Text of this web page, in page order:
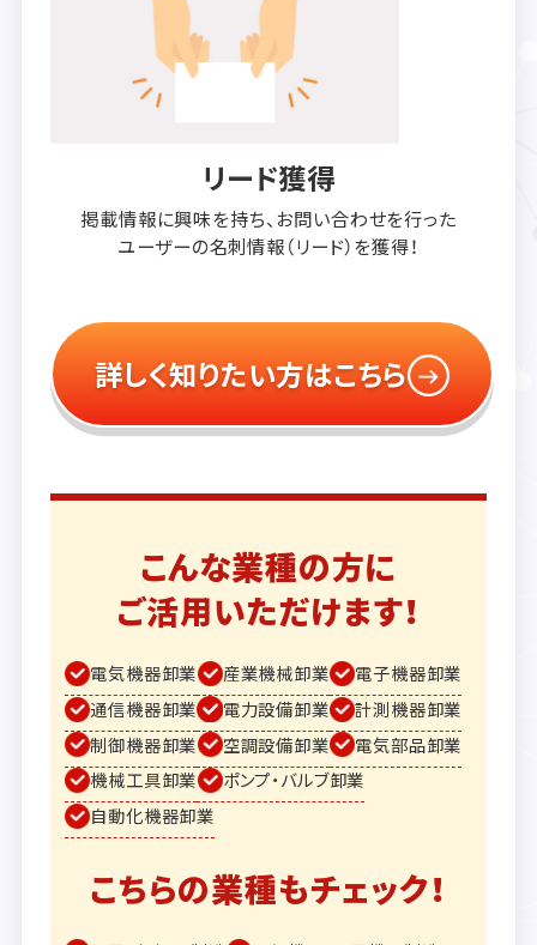
リード獲得
掲載情報に興味を持ち、 お問い合わせを行った
ユーザーの名刺情報（リード）を獲得！
詳しく知りたい方はこちら
こんな業種の方に
ご活用いただけます！
電気機器卸業 産業機械卸業
電子機器卸業
通信機器卸業
電力設備卸業
計測機器卸業
制御機器卸業
空調設備卸業
電気部品卸業
機械工具卸業
ポンプ・バルブ卸業
自動化機器卸業
こちらの業種もチェック！